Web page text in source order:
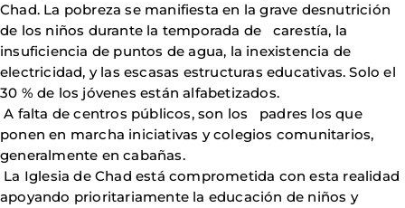
Chad. La pobreza se manifiesta en la grave desnutrición
de los niños durante la temporada de carestía, la
insuficiencia de puntos de agua, la inexistencia de
electricidad, y las escasas estructuras educativas. Solo el
30 % de los jóvenes están alfabetizados.
A falta de centros públicos, son los padres los que
ponen en marcha iniciativas y colegios comunitarios,
generalmente en cabañas.
La Iglesia de Chad está comprometida con esta realidad
apoyando prioritariamente la educación de niños y